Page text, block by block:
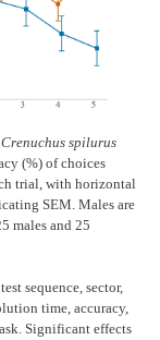
Crenuchus spilurus
(%) of choices
trial, with horizontal
SEM. Males are
males and 25
sequence, sector,
time, accuracy,
Significant effects